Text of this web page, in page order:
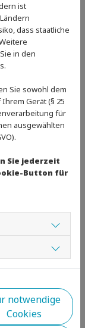
tatkräftig
Buffet
Zeit für
- so muss das
ist
dass staatliche
in den
Sie sowohl dem
Gerät (§ 25
für
ausgewählten
Sie jederzeit
Button für
notwendige
Cookies